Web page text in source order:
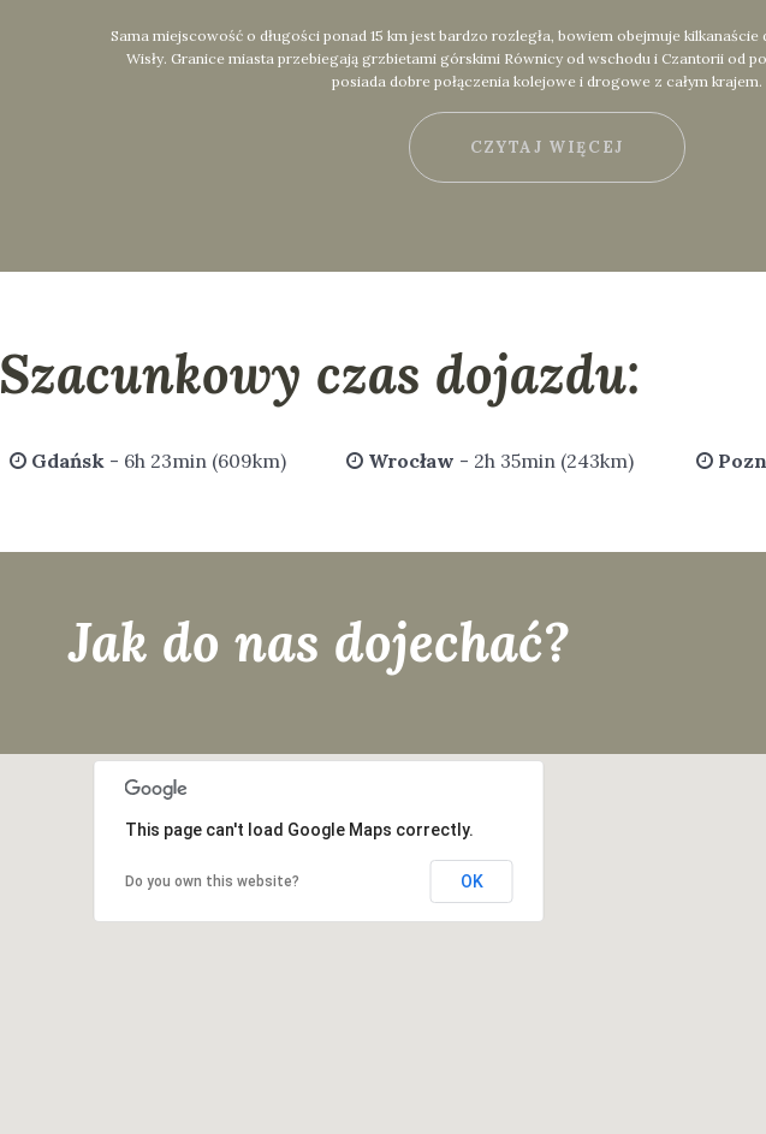
Sama miejscowość o długości ponad 15 km jest bardzo rozległa, bowiem obejmuje
Wisły. Granice miasta przebiegają grzbietami górskimi Równicy od wschodu i Czantorii od
posiada dobre połączenia kolejowe i drogowe z całym krajem.
CZYTAJ WIĘCEJ
Szacunkowy czas dojazdu:
Gdańsk- 6h 23min (609km) Wrocław - 2h 35min (243km)
Jak do nas dojechać?
This page can't load Google Maps correctly.
Do you own this website? OK